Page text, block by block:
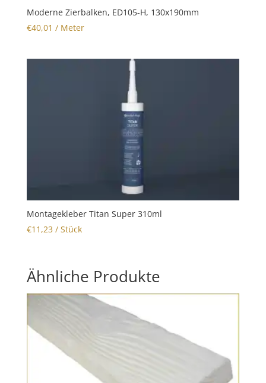
Moderne Zierbalken, ED105-H, 130x190mm
€40,01 / Meter
Montagekleber Titan Super 310ml
€11,23 / Stück
Ähnliche Produkte